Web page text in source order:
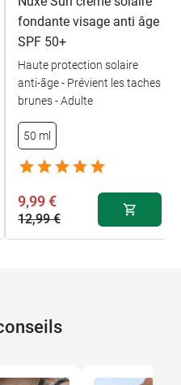
fondante visage anti âge
SPF 50+
Haute protection solaire
anti-âge - Prévient les taches
brunes - Adulte
50 ml
9,99 €
12,99 €